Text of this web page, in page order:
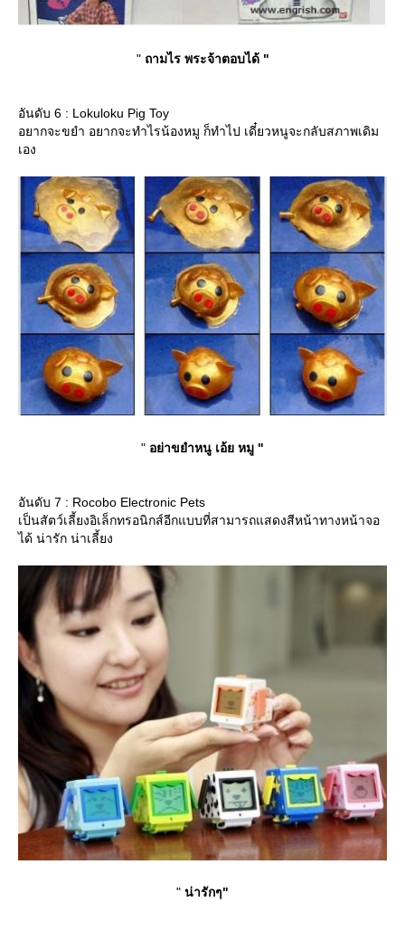
"ถามไร พระจ้าตอบได้ "
อันดับ 6 : Lokuloku Pig Toy
อยากจะขยำ อยากจะทำไรน้องหมู ก็ทำไป เดี๋ยวหนูจะกลับสภาพเดิม
เอง
" อย่าขยำหนู เอ้ย หมู "
อันดับ 7 : Rocobo Electronic Pets
เป็นสัตว์เลี้ยงอิเล็กทรอนิกส์อีกแบบที่สามารถแสดงสีหน้าทางหน้าจอ
ได้ น่ารัก น่าเลี้ยง
" น่ารักๆ"